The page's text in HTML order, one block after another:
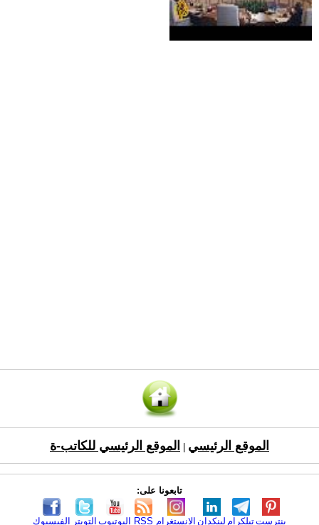
الموقع الرئيسي الموقع الرئيسي للكاتب-ة
تابعونا على:
الفيسبوك التويتر اليوتيوب RSS الانستغرام لينكدإن تيلكرامبنترست